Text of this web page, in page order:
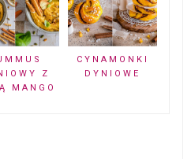
Z
MANGO
CYNAMONKI
DYNIOWE